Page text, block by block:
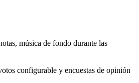
música de fondo durante las
configurable y encuestas de opinión